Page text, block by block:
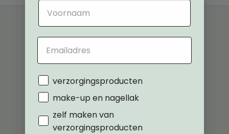
Voornaam
Email
Interesse
verzorgingsproducten
make-up en nagellak
zelf maken van
verzorgingsproducten